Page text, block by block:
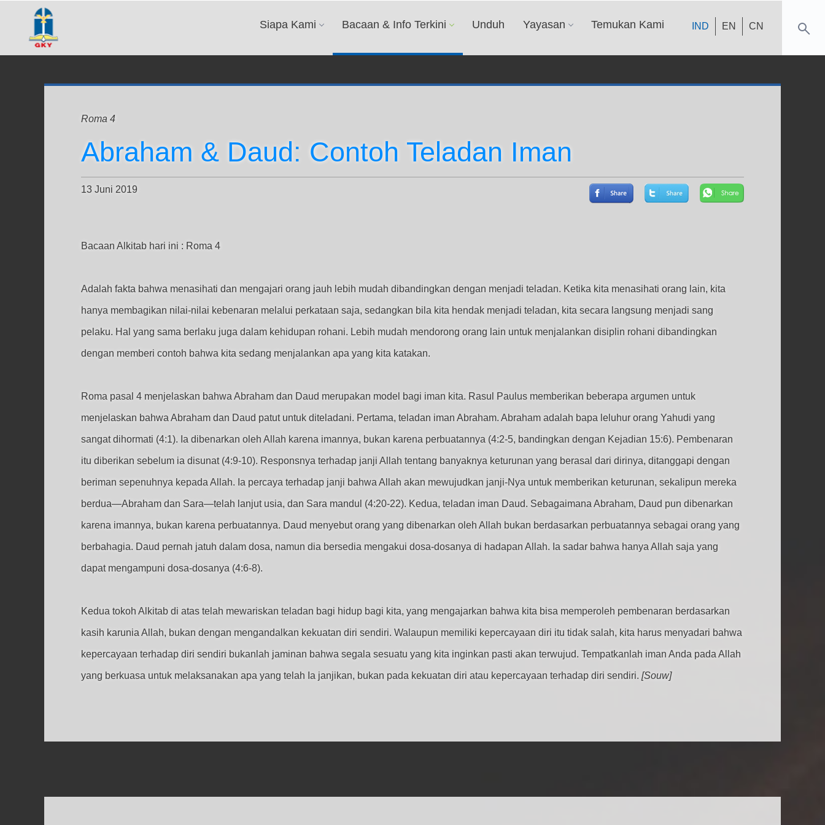
IND EN CN
Siapa Kami Bacaan & Info Terkini Unduh Yayasan Temukan Kami
Roma 4
Abraham & Daud: Contoh Teladan Iman
13 Juni 2019
Bacaan Alkitab hari ini : Roma 4
Adalah fakta bahwa menasihati dan mengajari orang jauh lebih mudah dibandingkan dengan menjadi teladan. Ketika kita menasihati orang lain, kita
hanya membagikan nilai-nilai kebenaran melalui perkataan saja, sedangkan bila kita hendak menjadi teladan, kita secara langsung menjadi sang
pelaku. Hal yang sama berlaku juga dalam kehidupan rohani. Lebih mudah mendorong orang lain untuk menjalankan disiplin rohani dibandingkan
dengan memberi contoh bahwa kita sedang menjalankan apa yang kita katakan.
Roma pasal 4 menjelaskan bahwa Abraham dan Daud merupakan model bagi iman kita. Rasul Paulus memberikan beberapa argumen untuk
menjelaskan bahwa Abraham dan Daud patut untuk diteladani. Pertama, teladan iman Abraham. Abraham adalah bapa leluhur orang Yahudi yang
sangat dihormati (4:1). Ia dibenarkan oleh Allah karena imannya, bukan karena perbuatannya (4:2-5, bandingkan dengan Kejadian 15:6). Pembenaran
itu diberikan sebelum ia disunat (4:9-10). Responsnya terhadap janji Allah tentang banyaknya keturunan yang berasal dari dirinya, ditanggapi dengan
beriman sepenuhnya kepada Allah. Ia percaya terhadap janji bahwa Allah akan mewujudkan janji-Nya untuk memberikan keturunan, sekalipun mereka
berdua—Abraham dan Sara—telah lanjut usia, dan Sara mandul (4:20-22). Kedua, teladan iman Daud. Sebagaimana Abraham, Daud pun dibenarkan
karena imannya, bukan karena perbuatannya. Daud menyebut orang yang dibenarkan oleh Allah bukan berdasarkan perbuatannya sebagai orang yang
berbahagia. Daud pernah jatuh dalam dosa, namun dia bersedia mengakui dosa-dosanya di hadapan Allah. Ia sadar bahwa hanya Allah saja yang
dapat mengampuni dosa-dosanya (4:6-8).
Kedua tokoh Alkitab di atas telah mewariskan teladan bagi hidup bagi kita, yang mengajarkan bahwa kita bisa memperoleh pembenaran berdasarkan
kasih karunia Allah, bukan dengan mengandalkan kekuatan diri sendiri. Walaupun memiliki kepercayaan diri itu tidak salah, kita harus menyadari bahwa
kepercayaan terhadap diri sendiri bukanlah jaminan bahwa segala sesuatu yang kita inginkan pasti akan terwujud. Tempatkanlah iman Anda pada Allah
yang berkuasa untuk melaksanakan apa yang telah Ia janjikan, bukan pada kekuatan diri atau kepercayaan terhadap diri sendiri. [Souw]